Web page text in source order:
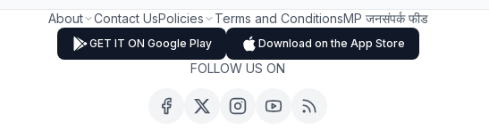
About Contact UsPolicies Terms and ConditionsMP जनसंपर्क फीड
GET IT ON Google Play Download on the App Store
FOLLOW US ON